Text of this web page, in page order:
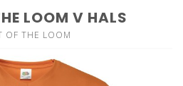
LOOM V HALS
OF THE LOOM